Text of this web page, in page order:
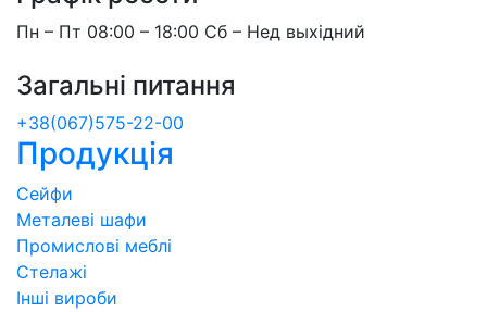
Пн – Пт 08:00 – 18:00 Сб – Нед выхідний
Загальні питання
+38(067)575-22-00
Продукція
Сейфи
Металеві шафи
Промислові меблі
Стелажі
Інші вироби